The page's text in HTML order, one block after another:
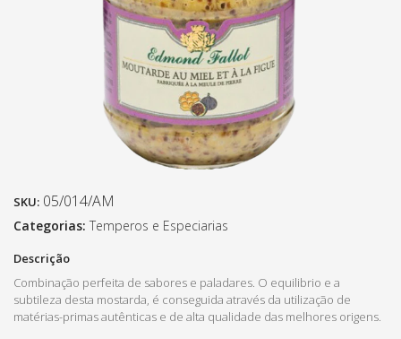
SKU: 05/014/AM
Categorias: Temperos e Especiarias
Descrição
Combinação perfeita de sabores e paladares. O equilibrio e a
subtileza desta mostarda, é conseguida através da utilização de
matérias-primas autênticas e de alta qualidade das melhores origens.